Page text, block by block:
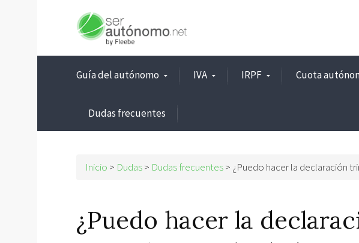
Guía del autónomo IVA IRPF Cuota
Dudas frecuentes
Inicio > Dudas> Dudas frecuentes> ¿Puedo hacer la declaración
¿Puedo hacer la